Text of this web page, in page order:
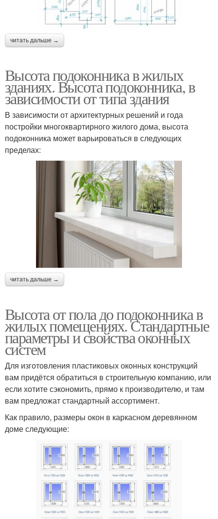
читать дальше →
Высота подоконника в жилых
зданиях. Высота подоконника, в
зависимости от типа здания
В зависимости от архитектурных решений и года
постройки многоквартирного жилого дома, высота
подоконника может варьироваться в следующих
пределах:
читать дальше →
Высота от пола до подоконника в
жилых помещениях. Стандартные
параметры и свойства оконных
систем
Для изготовления пластиковых оконных конструкций
вам придётся обратиться в строительную компанию, или
если хотите сэкономить, прямо к производителю, и там
вам предложат стандартный ассортимент.
Как правило, размеры окон в каркасном деревянном
доме следующие: